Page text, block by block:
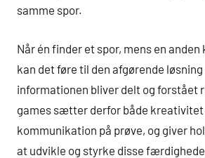
samme spor.
Når én finder et spor, mens en
kan det føre til den afgørende løsning
informationen bliver delt og forstået
games sætter derfor både kreativitet
kommunikation på prøve, og giver
at udvikle og styrke disse